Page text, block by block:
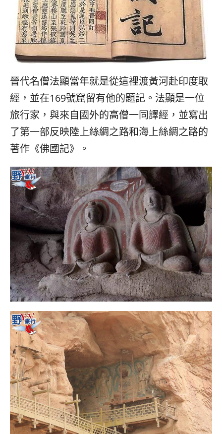
晉代名僧法顯當年就是從這裡渡黃河赴印度取
經，並在169號窟留有他的題記。法顯是一位
旅行家，與來自國外的高僧一同譯經，並寫出
了第一部反映陸上絲綢之路和海上絲綢之路的
著作《佛國記》。